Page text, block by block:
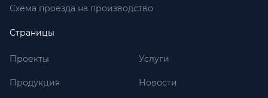
Схема проезда на производство
Страницы
Проекты Услуги
Продукция Новости